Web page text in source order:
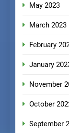
May 2023
March 2023
February
January
November
October
September